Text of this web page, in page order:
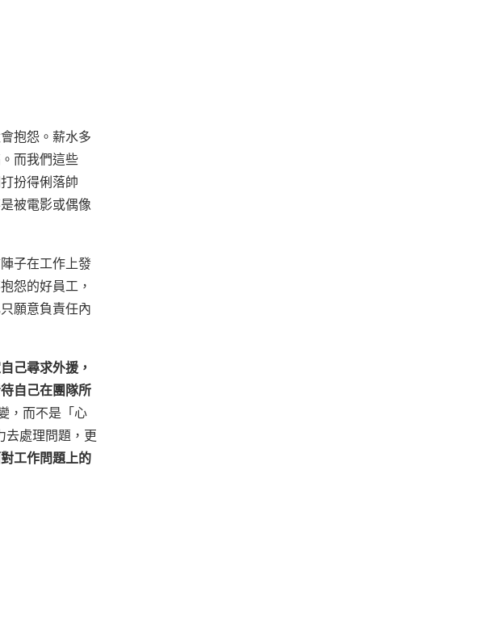
抱怨。薪水多
而我們這些
扮得俐落帥
被電影或偶像
子在工作上發
怨的好員工，
願意負責任內
己尋求外援，
自己在團隊所
，而不是「心
去處理問題，更
工作問題上的